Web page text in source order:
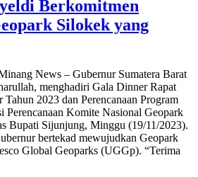
Berkomitmen
Silokek yang
News – Gubernur Sumatera Barat
menghadiri Gala Dinner Rapat
2023 dan Perencanaan Program
Komite Nasional Geopark
Bupati Sijunjung, Minggu (19/11/2023).
bertekad mewujudkan Geopark
Global Geoparks (UGGp). “Terima